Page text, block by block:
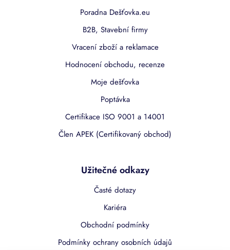
Poradna Dešťovka.eu
B2B, Stavební firmy
Vracení zboží a reklamace
Hodnocení obchodu, recenze
Moje dešťovka
Poptávka
Certifikace ISO 9001 a 14001
Člen APEK (Certifikovaný obchod)
Užitečné odkazy
Časté dotazy
Kariéra
Obchodní podmínky
Podmínky ochrany osobních údajů